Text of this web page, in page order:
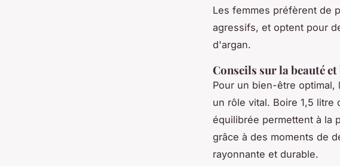
Les femmes préfèrent de
agressifs, et optent pour
d'argan.
Conseils sur la beauté
Pour un bien-être
un rôle vital. Boire 1,5
équilibrée permettent à la
grâce à des moments de
rayonnante et durable.